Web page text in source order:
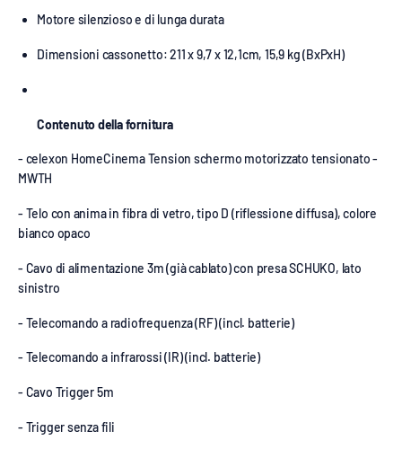
Motore silenzioso e di lunga durata
Dimensioni cassonetto: 211 x 9,7 x 12,1cm, 15,9 kg (BxPxH)
Contenuto della fornitura
- celexon HomeCinema Tension schermo motorizzato tensionato -
MWTH
- Telo con anima in fibra di vetro, tipo D (riflessione diffusa), colore
bianco opaco
- Cavo di alimentazione 3m (già cablato) con presa SCHUKO, lato
sinistro
- Telecomando a radiofrequenza (RF) (incl. batterie)
- Telecomando a infrarossi (IR) (incl. batterie)
- Cavo Trigger 5m
- Trigger senza fili